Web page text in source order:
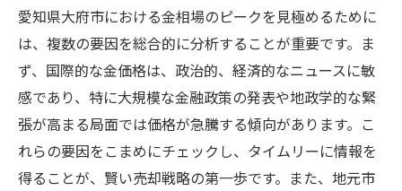
愛知県大府市における金相場のピークを見極めるために
は、複数の要因を総合的に分析することが重要です。ま
ず、国際的な金価格は、政治的、経済的なニュースに敏
感であり、特に大規模な金融政策の発表や地政学的な緊
張が高まる局面では価格が急騰する傾向があります。こ
れらの要因をこまめにチェックし、タイムリーに情報を
得ることが、賢い売却戦略の第一歩です。また、地元市